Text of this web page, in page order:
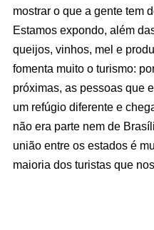
mostrar o que a gente tem
Estamos expondo, além
queijos, vinhos, mel e
fomenta muito o turismo:
próximas, as pessoas que
um refúgio diferente e
não era parte nem de
união entre os estados é
maioria dos turistas que